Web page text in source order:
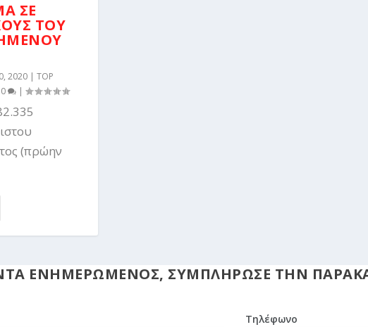
ΣΕ
ΤΟΥ
2020| TOP
0 |
(πρώην
ΕΝΗΜΕΡΩΜΕΝΟΣ, ΣΥΜΠΛΗΡΩΣΕ ΤΗΝ
Τηλέφωνο